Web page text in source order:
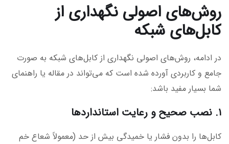
روش‌های اصولی نگهداری از
کابل‌های شبکه
در ادامه، روش‌های اصولی نگهداری از کابل‌های شبکه به صورت
جامع و کاربردی آورده شده است که می‌تواند در مقاله یا راهنمای
شما بسیار مفید باشد:
۱. نصب صحیح و رعایت استانداردها
کابل‌ها را بدون فشار یا خمیدگی بیش از حد (معمولاً شعاع خم